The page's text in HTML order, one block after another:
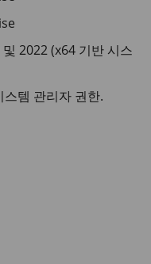
2022 (x64 기반 시스
템 관리자 권한.